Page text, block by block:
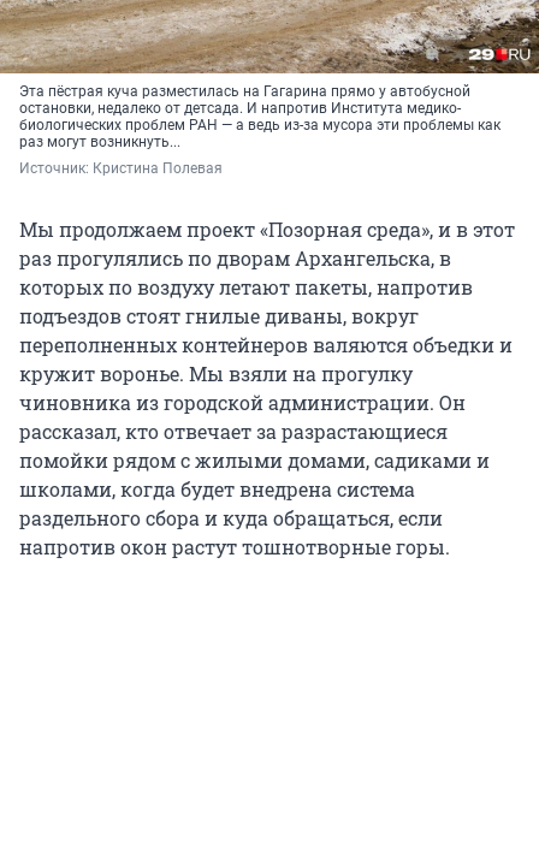
Эта пёстрая куча разместилась на Гагарина прямо у автобусной
остановки, недалеко от детсада. И напротив Института медико-
биологических проблем РАН — а ведь из-за мусора эти проблемы как
раз могут возникнуть...
Источник: Кристина Полевая
Мы продолжаем проект «Позорная среда», и в этот
раз прогулялись по дворам Архангельска, в
которых по воздуху летают пакеты, напротив
подъездов стоят гнилые диваны, вокруг
переполненных контейнеров валяются объедки и
кружит воронье. Мы взяли на прогулку
чиновника из городской администрации. Он
рассказал, кто отвечает за разрастающиеся
помойки рядом с жилыми домами, садиками и
школами, когда будет внедрена система
раздельного сбора и куда обращаться, если
напротив окон растут тошнотворные горы.